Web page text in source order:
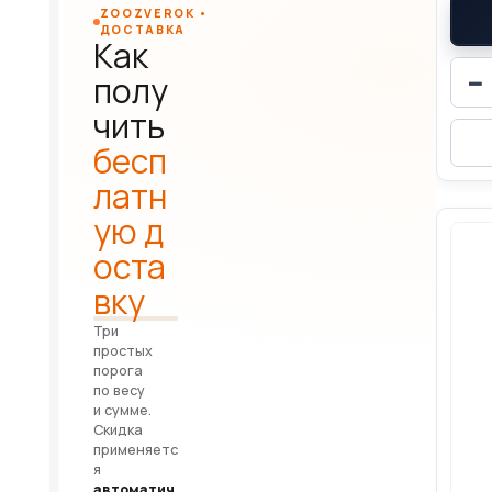
−
ZOOZVEROK •
ДОСТАВКА
Как
полу
чить
бесп
латн
ую д
оста
вку
Три
простых
порога
по весу
и сумме.
Скидка
применяетс
я